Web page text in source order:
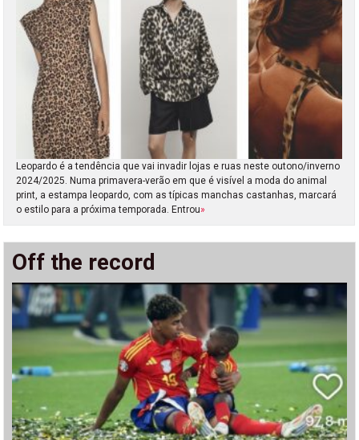
Leopardo é a tendência que vai invadir lojas e ruas neste outono/inverno
2024/2025. Numa primavera-verão em que é visível a moda do animal
print, a estampa leopardo, com as típicas manchas castanhas, marcará
o estilo para a próxima temporada. Entrou»
Off the record